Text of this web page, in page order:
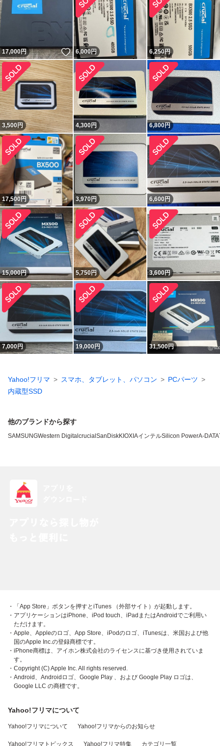
17,000円 いいね！
6,000円 6,250円
3,500円 4,300円 6,800円
17,500円 3,970円 6,600円
15,000円 5,750円 3,600円
7,000円 19,000円 31,500円
Yahoo!フリマ スマホ、タブレット、パソコン
PCパーツ
内蔵型SSD
他のブランドから探す
SAMSUNGWestern Digital crucial SanDiskKIOXIAインテルSilicon PowerA-DATA
・「App Store」ボタンを押すとiTunes （外部サイト）が起動します。
・アプリケーションはiPhone、iPod touch、iPadまたはAndroidでご利用い
ただけます。
・Apple、Appleのロゴ、App Store、iPodのロゴ、iTunesは、米国および他
国のApple Inc.の登録商標です。
・iPhone商標は、アイホン株式会社のライセンスに基づき使用されていま
す。
・Copyright (C) Apple Inc. All rights reserved.
・Android、Androidロゴ、Google Play 、および Google Play ロゴは、
Google LLC の商標です。
Yahoo!フリマについて
Yahoo!フリマについて Yahoo!フリマからのお知らせ
Yahoo!フリマトピックス Yahoo!フリマ特集 カテゴリ一覧